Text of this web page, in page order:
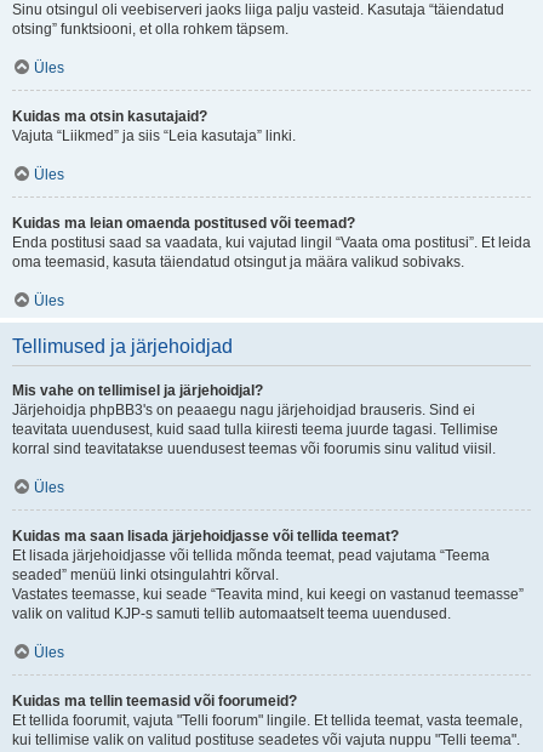
Sinu otsingul oli veebiserveri jaoks liiga palju vasteid. Kasutaja “täiendatud
otsing” funktsiooni, et olla rohkem täpsem.
Üles
Kuidas ma otsin kasutajaid?
Vajuta “Liikmed” ja siis “Leia kasutaja” linki.
Üles
Kuidas ma leian omaenda postitused või teemad?
Enda postitusi saad sa vaadata, kui vajutad lingil “Vaata oma postitusi”. Et leida
oma teemasid, kasuta täiendatud otsingut ja määra valikud sobivaks.
Üles
Tellimused ja järjehoidjad
Mis vahe on tellimisel ja järjehoidjal?
Järjehoidja phpBB3's on peaaegu nagu järjehoidjad brauseris. Sind ei
teavitata uuendusest, kuid saad tulla kiiresti teema juurde tagasi. Tellimise
korral sind teavitatakse uuendusest teemas või foorumis sinu valitud viisil.
Üles
Kuidas ma saan lisada järjehoidjasse või tellida teemat?
Et lisada järjehoidjasse või tellida mõnda teemat, pead vajutama “Teema
seaded” menüü linki otsingulahtri kõrval.
Vastates teemasse, kui seade “Teavita mind, kui keegi on vastanud teemasse”
valik on valitud KJP-s samuti tellib automaatselt teema uuendused.
Üles
Kuidas ma tellin teemasid või foorumeid?
Et tellida foorumit, vajuta "Telli foorum" lingile. Et tellida teemat, vasta teemale,
kui tellimise valik on valitud postituse seadetes või vajuta nuppu "Telli teema".